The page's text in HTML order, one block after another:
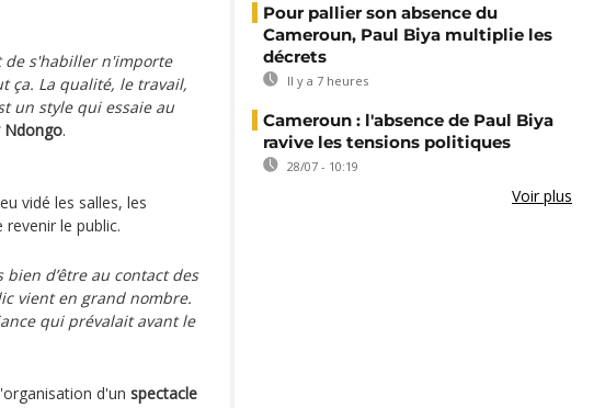
de s'habiller n'importe
ça. La qualité, le travail,
un style qui essaie au
Ndongo.
vidé les salles, les
le public.
bien d’être au contact des
vient en grand nombre.
qui prévalait avant le
d'un spectacle
Pour pallier son absence du
Cameroun, Paul Biya multiplie les
décrets
Il y a 7 heures
Cameroun : l'absence de Paul Biya
ravive les tensions politiques
28/07 - 10:19
Voir plus